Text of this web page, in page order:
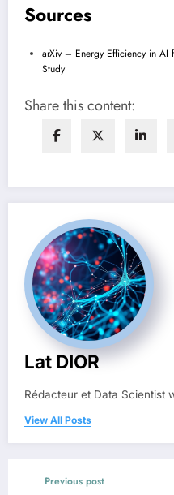
Sources
arXiv – Energy Efficiency in AI
Study
Share this content:
Lat DIOR
Rédacteur et Data Scientist
View All Posts
Previous post